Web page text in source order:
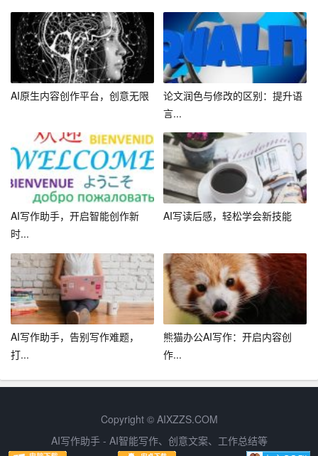
比喻和拟人是写作中常用的修辞手法，可以为文章增添更
多的生动和形象。AI助手可以帮助您找到各种创新的比喻
和拟人手法，让您的文章更具吸引力。
2. 引用经典名言和典故
在文章中引用经典名言和典故可以提高文章的档次，增加
读者的认同感。AI助手可以为您提供各种名言和典故，帮
助您丰富文章内容。
3. 增加互动元素
在文章中增加互动元素，如提问、投票等，可以提高读者
的参与度，增加文章的趣味性。AI助手可以为您生成各种
互动元素，让您的文章更具吸引力。
4. 运用视觉元素
在文章中运用视觉元素，如图片、图表等，可以让文章更
加直观、易懂。AI助手可以为您提供各种高质量的图片和
图表，帮助您丰富文章内容。
5. 创新文章形式
尝试不同的文章形式，如散文、小说、诗歌等，可以让您
的文章更具特色。AI助手可以为您提供各种文章形式的模
AI原生内容创作平台，创意无限
论文润色与修改的区别：提升语
言...
AI写作助手，开启智能创作新
时...
AI写读后感，轻松学会新技能
AI写作助手，告别写作难题，
打...
熊猫办公AI写作：开启内容创
作...
Copyright © AIXZZS.COM
AI写作助手 - AI智能写作、创意文案、工作总结等